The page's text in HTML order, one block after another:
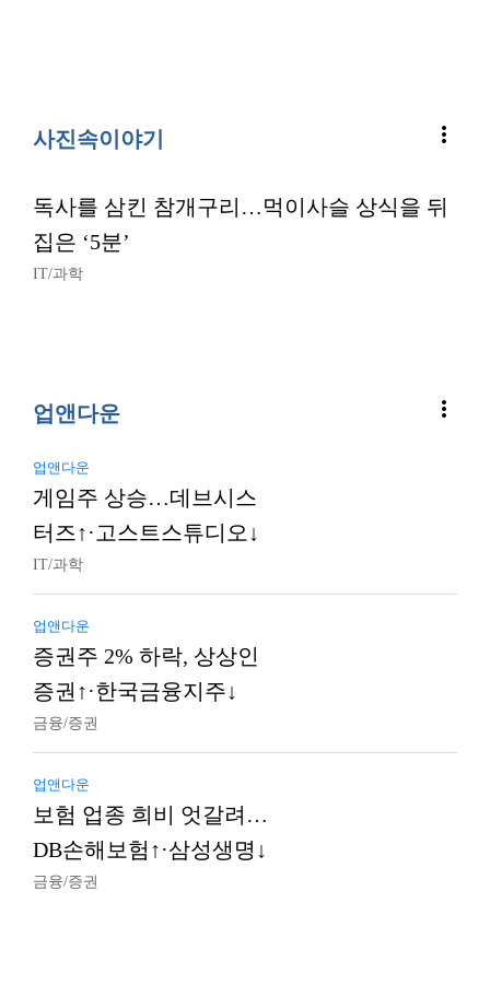
사진속이야기 more_vert
독사를 삼킨 참개구리…먹이사슬 상식을 뒤
집은 ‘5분’
IT/과학
업앤다운 more_vert
업앤다운
게임주 상승…데브시스
터즈↑·고스트스튜디오↓
IT/과학
업앤다운
증권주 2% 하락, 상상인
증권↑·한국금융지주↓
금융/증권
업앤다운
보험 업종 희비 엇갈려…
DB손해보험↑·삼성생명↓
금융/증권